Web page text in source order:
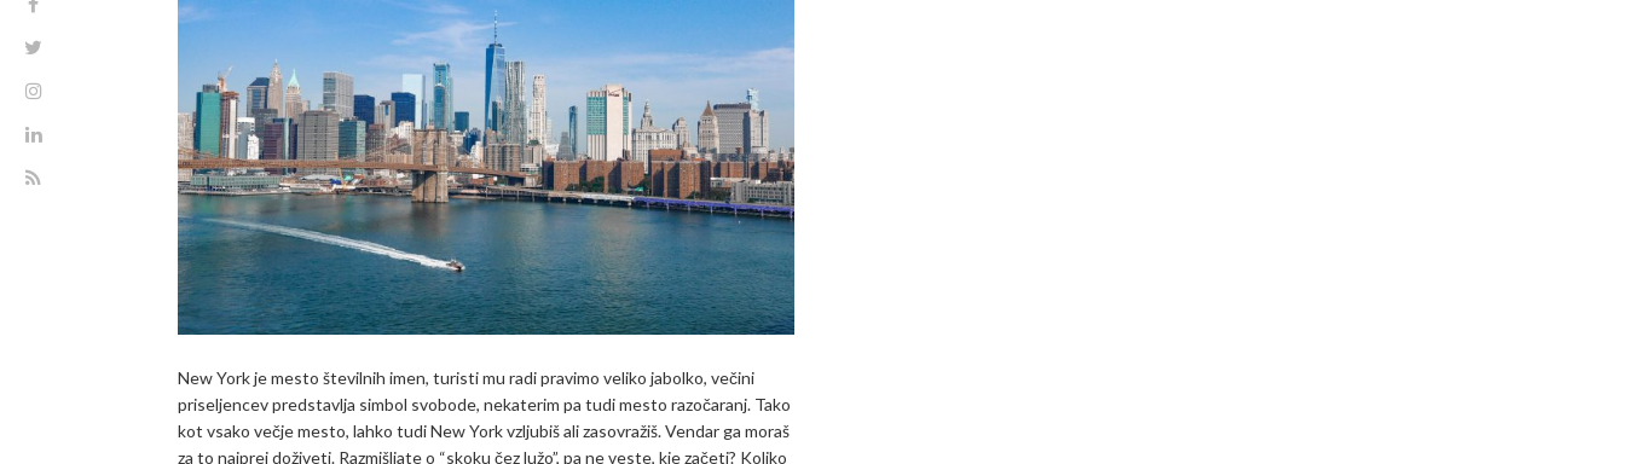
New York je mesto številnih imen, turisti mu radi pravimo veliko jabolko, večini
priseljencev predstavlja simbol svobode, nekaterim pa tudi mesto razočaranj. Tako
kot vsako večje mesto, lahko tudi New York vzljubiš ali zasovražiš. Vendar ga moraš
za to najprej doživeti. Razmišljate o “skoku čez lužo”, pa ne veste, kje začeti? Koliko